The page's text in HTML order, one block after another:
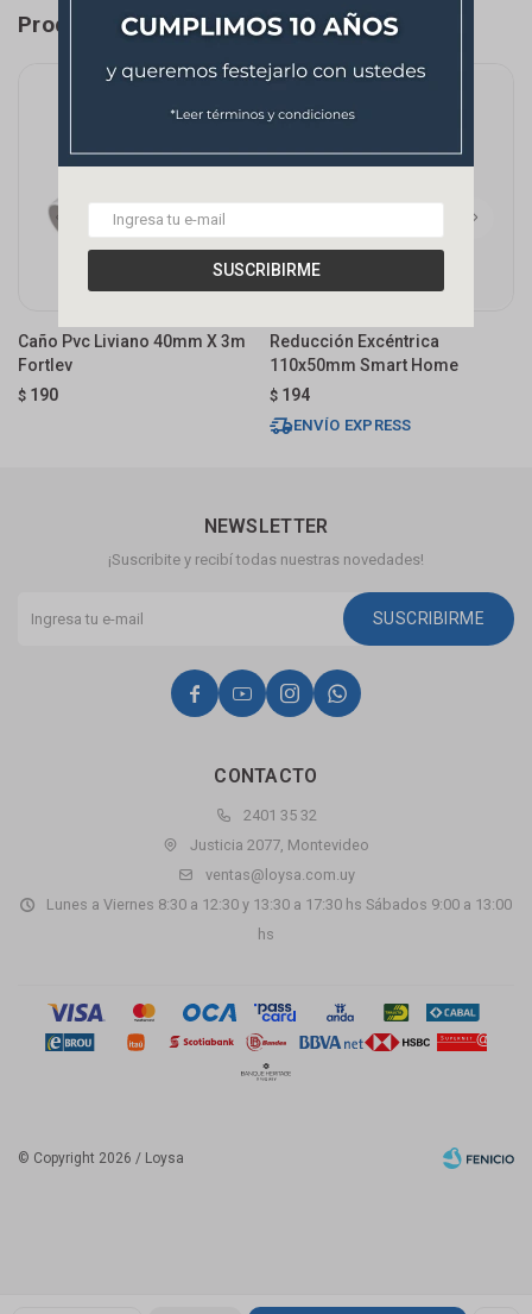
SUSCRIBIRME
Productos que te pueden interesar
Caño Pvc Liviano 40mm X 3m
Fortlev
$ 190
Reducción Excéntrica
110x50mm Smart Home
$ 194
ENVÍO EXPRESS
CONTACTO
2401 35 32
Justicia 2077, Montevideo
ventas@loysa.com.uy
Lunes a Viernes 8:30 a 12:30 y 13:30 a 17:30 hs Sábados 9:00 a 13:00
hs
NEWSLETTER
¡Suscribite y recibí todas nuestras novedades!
SUSCRIBIRME
   
© Copyright 2026 / Loysa